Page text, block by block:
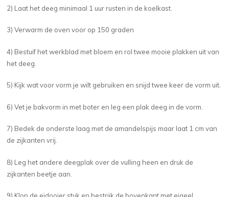
2) Laat het deeg minimaal 1 uur rusten in de koelkast.
3) Verwarm de oven voor op 150 graden
4) Bestuif het werkblad met bloem en rol twee mooie plakken uit van
het deeg.
5) Kijk wat voor vorm je wilt gebruiken en snijd twee keer de vorm uit.
6) Vet je bakvorm in met boter en leg een plak deeg in de vorm.
7) Bedek de onderste laag met de amandelspijs maar laat 1 cm van
de zijkanten vrij.
8) Leg het andere deegplak over de vulling heen en druk de
zijkanten beetje aan.